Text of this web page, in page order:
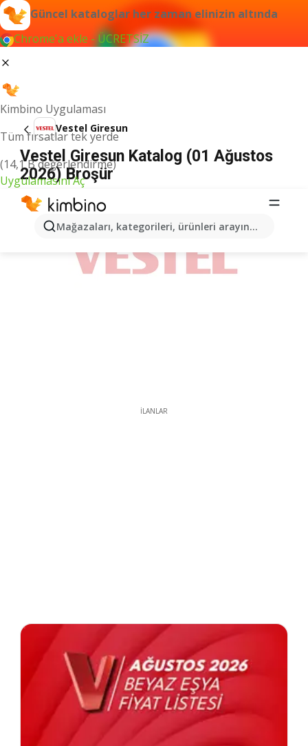
Güncel kataloglar her zaman elinizin altında
Chrome'a ekle - ÜCRETSİZ
Kimbino Uygulaması
Tüm fırsatlar tek yerde
(14,1 B değerlendirme)
Uygulamasını Aç
Mağazaları, kategorileri, ürünleri arayın...
Vestel Giresun
Vestel Giresun Katalog (01 Ağustos
2026) Broşür
İLANLAR